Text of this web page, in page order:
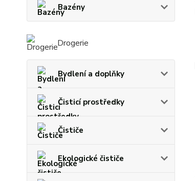
Bazény
Drogerie
Bydlení a doplňky
Čisticí prostředky
Čističe
Ekologické čističe